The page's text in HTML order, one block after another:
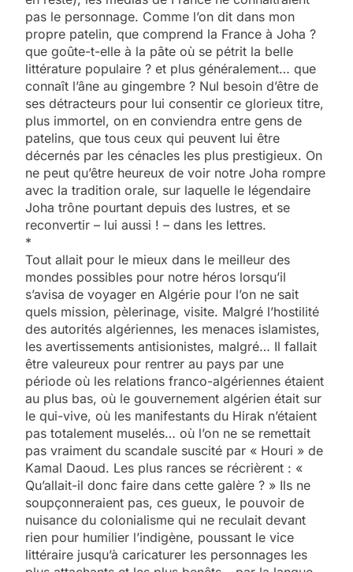
pas le personnage. Comme l’on dit dans mon
propre patelin, que comprend la France à Joha ?
que goûte-t-elle à la pâte où se pétrit la belle
littérature populaire ? et plus généralement… que
connaît l’âne au gingembre ? Nul besoin d’être de
ses détracteurs pour lui consentir ce glorieux titre,
plus immortel, on en conviendra entre gens de
patelins, que tous ceux qui peuvent lui être
décernés par les cénacles les plus prestigieux. On
ne peut qu’être heureux de voir notre Joha rompre
avec la tradition orale, sur laquelle le légendaire
Joha trône pourtant depuis des lustres, et se
reconvertir – lui aussi ! – dans les lettres.
*
Tout allait pour le mieux dans le meilleur des
mondes possibles pour notre héros lorsqu’il
s’avisa de voyager en Algérie pour l’on ne sait
quels mission, pèlerinage, visite. Malgré l’hostilité
des autorités algériennes, les menaces islamistes,
les avertissements antisionistes, malgré… Il fallait
être valeureux pour rentrer au pays par une
période où les relations franco-algériennes étaient
au plus bas, où le gouvernement algérien était sur
le qui-vive, où les manifestants du Hirak n’étaient
pas totalement muselés… où l’on ne se remettait
pas vraiment du scandale suscité par « Houri » de
Kamal Daoud. Les plus rances se récrièrent : «
Qu’allait-il donc faire dans cette galère ? » Ils ne
soupçonneraient pas, ces gueux, le pouvoir de
nuisance du colonialisme qui ne reculait devant
rien pour humilier l’indigène, poussant le vice
littéraire jusqu’à caricaturer les personnages les